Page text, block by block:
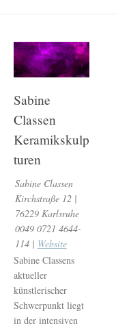
Sabine
Classen
Keramikskulp
turen
Sabine Classen
Kirchstraße 12 |
76229 Karlsruhe
0049 0721 4644-
114 | Website
Sabine Classens
aktueller
künstlerischer
Schwerpunkt liegt
in der intensiven